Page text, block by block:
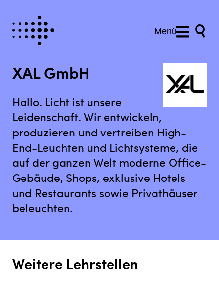
Menü
XAL GmbH
Hallo. Licht ist unsere
Leidenschaft. Wir entwickeln,
produzieren und vertreiben High-
End-Leuchten und Lichtsysteme, die
auf der ganzen Welt moderne Office-
Gebäude, Shops, exklusive Hotels
und Restaurants sowie Privathäuser
beleuchten.
Weitere Lehrstellen